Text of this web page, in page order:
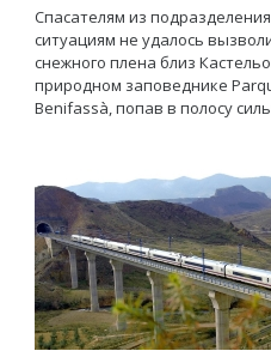
Спасателям из
ситуациям не удалось
снежного плена близ
природном заповеднике
Benifassà, попав в полосу